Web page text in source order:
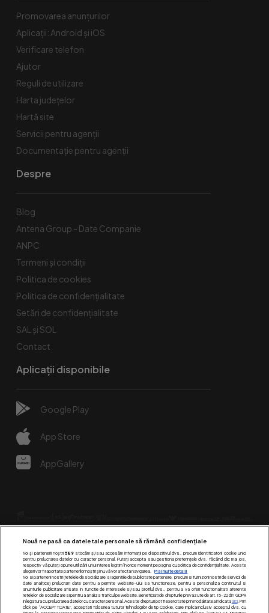
Promovarea anunțurilor
Aplicații: Android și iOS
Verificare telefon
Ajutor
Reguli de utilizare
Harta județelor
Hartă site
Servicii pentru agenții
Documentație pentru agenții
Despre
Blog
Antena Group - Date Companie
ANPC
Termeni și condiții
Politica de cookies
Politica de confidențialitate
Setări de confidențialitate
SAL și SOL
Contact
Aplicații disponibile
Google Play
App Store
AppGallery
Urmărește-ne pe:
Nouă ne pasă ca datele tale personale să rămână confidențiale
Noi și partenerii noștri 589stocăm și/sau accesăm informații pe dispozitivul dvs., precum identificatorii cookie unici
pentru prelucrarea datelor cu caracter personal. Puteți accepta sau gestiona preferințele dvs. făcând clic mai jos,
respectiv vă puteți opune utilizării unui interes legitim în orice moment pe pagina cu politica de confidențialitate. Aceste
alegeri vor fi raportate partenerilor noștri și nu vă vor afecta navigarea.
Mai multe detalii
Noi si partenerii nostri (retelele de socializare si agentiile de publicitate partenere, precum si furnizorii nostri de servicii de
date analitice) prelucram date pentru a permite website-ului sa functioneze, pentru a personaliza continutul si
anunturile publicitare afisate in functie de interesele si/sau profilul dvs., pentru a va oferi functionalitati aferente
retelelor de socializare si pentru a analiza traficul pe website. Beneficiati de drepturile prevazute de art. 15-22 din GDPR
in legatura cu prelucrarea datelor cu caracter personal. Aceste drepturi pot fi exercitate prin modalitatea indicataaici. Prin
click pe “ACCEPT TOATE”, acceptati folosirea tuturor Tehnologiilor de tip Cookie, care implica inclusiv acceptul dvs. cu